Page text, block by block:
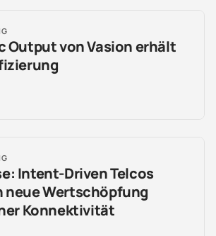
Output von Vasion erhält
Intent-Driven Telcos
neue Wertschöpfung
Konnektivität